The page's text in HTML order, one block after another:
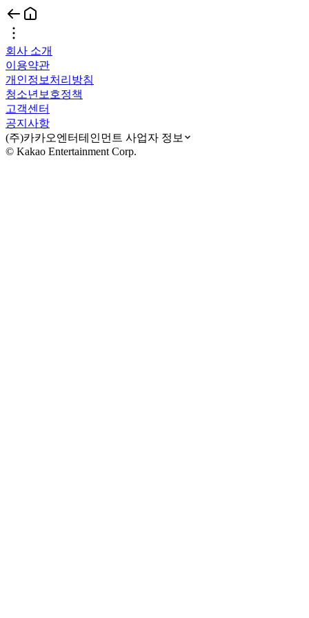
회사 소개
이용약관
개인정보처리방침
청소년보호정책
고객센터
공지사항
(주)카카오엔터테인먼트 사업자 정보
© Kakao Entertainment Corp.